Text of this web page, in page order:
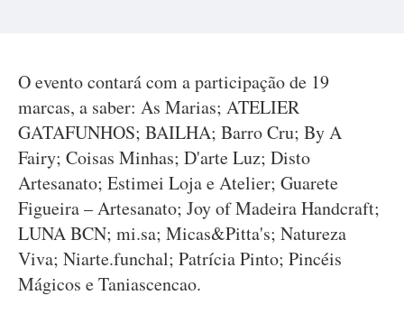
O evento contará com a participação de 19
marcas, a saber: As Marias; ATELIER
GATAFUNHOS; BAILHA; Barro Cru; By A
Fairy; Coisas Minhas; D'arte Luz; Disto
Artesanato; Estimei Loja e Atelier; Guarete
Figueira – Artesanato; Joy of Madeira Handcraft;
LUNA BCN; mi.sa; Micas&Pitta's; Natureza
Viva; Niarte.funchal; Patrícia Pinto; Pincéis
Mágicos e Taniascencao.